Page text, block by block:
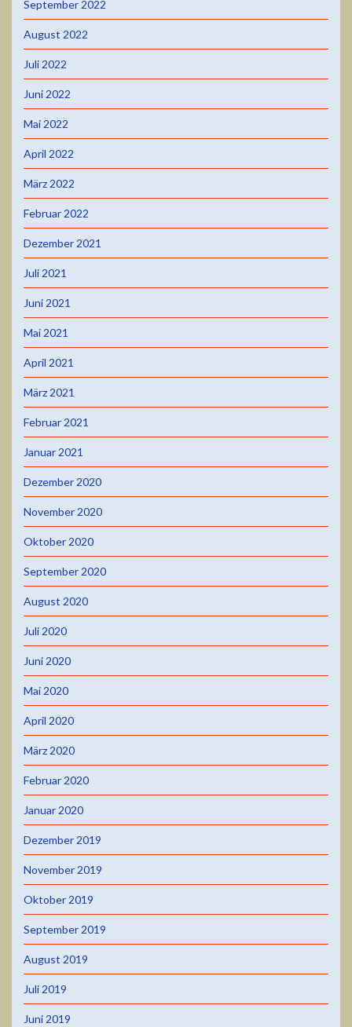
September 2022
August 2022
Juli 2022
Juni 2022
Mai 2022
April 2022
März 2022
Februar 2022
Dezember 2021
Juli 2021
Juni 2021
Mai 2021
April 2021
März 2021
Februar 2021
Januar 2021
Dezember 2020
November 2020
Oktober 2020
September 2020
August 2020
Juli 2020
Juni 2020
Mai 2020
April 2020
März 2020
Februar 2020
Januar 2020
Dezember 2019
November 2019
Oktober 2019
September 2019
August 2019
Juli 2019
Juni 2019